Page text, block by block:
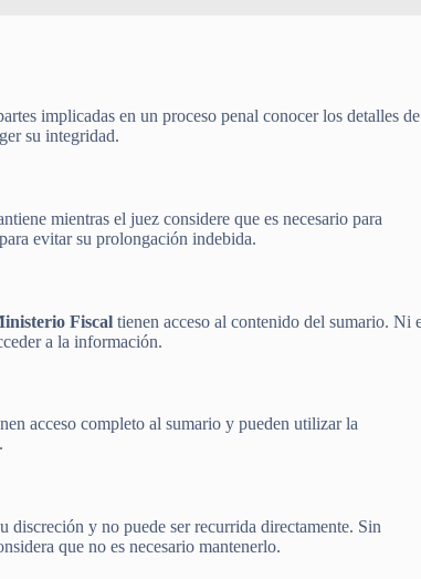
implicadas en un proceso penal conocer los detalles de
su integridad.
mientras el juez considere que es necesario para
evitar su prolongación indebida.
Fiscal tienen acceso al contenido del sumario. Ni
a la información.
acceso completo al sumario y pueden utilizar la
discreción y no puede ser recurrida directamente. Sin
que no es necesario mantenerlo.